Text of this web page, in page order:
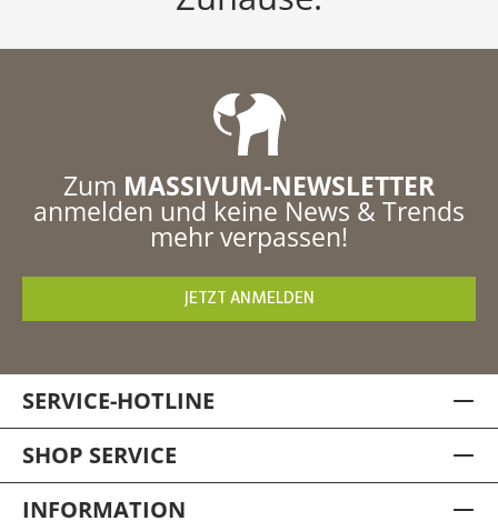
Zum MASSIVUM-NEWSLETTER
anmelden und keine News & Trends
mehr verpassen!
JETZT ANMELDEN
SERVICE-HOTLINE
SHOP SERVICE
INFORMATION